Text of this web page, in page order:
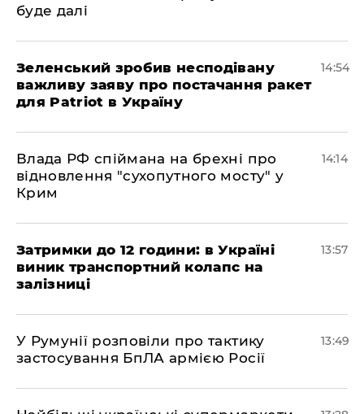
буде далі
Зеленський зробив несподівану
важливу заяву про постачання ракет
для Patriot в Україну
14:54
Влада РФ спіймана на брехні про
відновлення "сухопутного мосту" у
Крим
14:14
Затримки до 12 години: в Україні
виник транспортний колапс на
залізниці
13:57
У Румунії розповіли про тактику
застосування БпЛА армією Росії
13:49